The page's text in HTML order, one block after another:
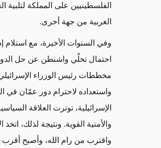
الفلسطينيين على المملكة لتلبية
الغربية من جهة أخرى.
وفي السنوات الأخيرة، مع استلام
احتمال تخلّي واشنطن عن حل
مخططات رئيس الوزراء الإسرائيلي
واستعداده لاحترام دور عمّان في
الإسرائيلية، توترت العلاقة
والأمنية القوية. ونتيجة لذلك، اتخذ
واقترب من رام الله، وأصبح